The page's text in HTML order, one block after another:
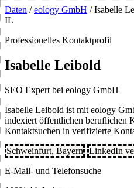
Daten / eology GmbH / Isabelle
IL
Professionelles Kontaktprofil
Isabelle Leibold
SEO Expert bei eology GmbH
Isabelle Leibold ist mit eology
indexiert öffentlichen beruflichen
Kontaktsuchen in verifizierte
Schweinfurt, Bayern
LinkedIn
E-Mail- und Telefonsuche